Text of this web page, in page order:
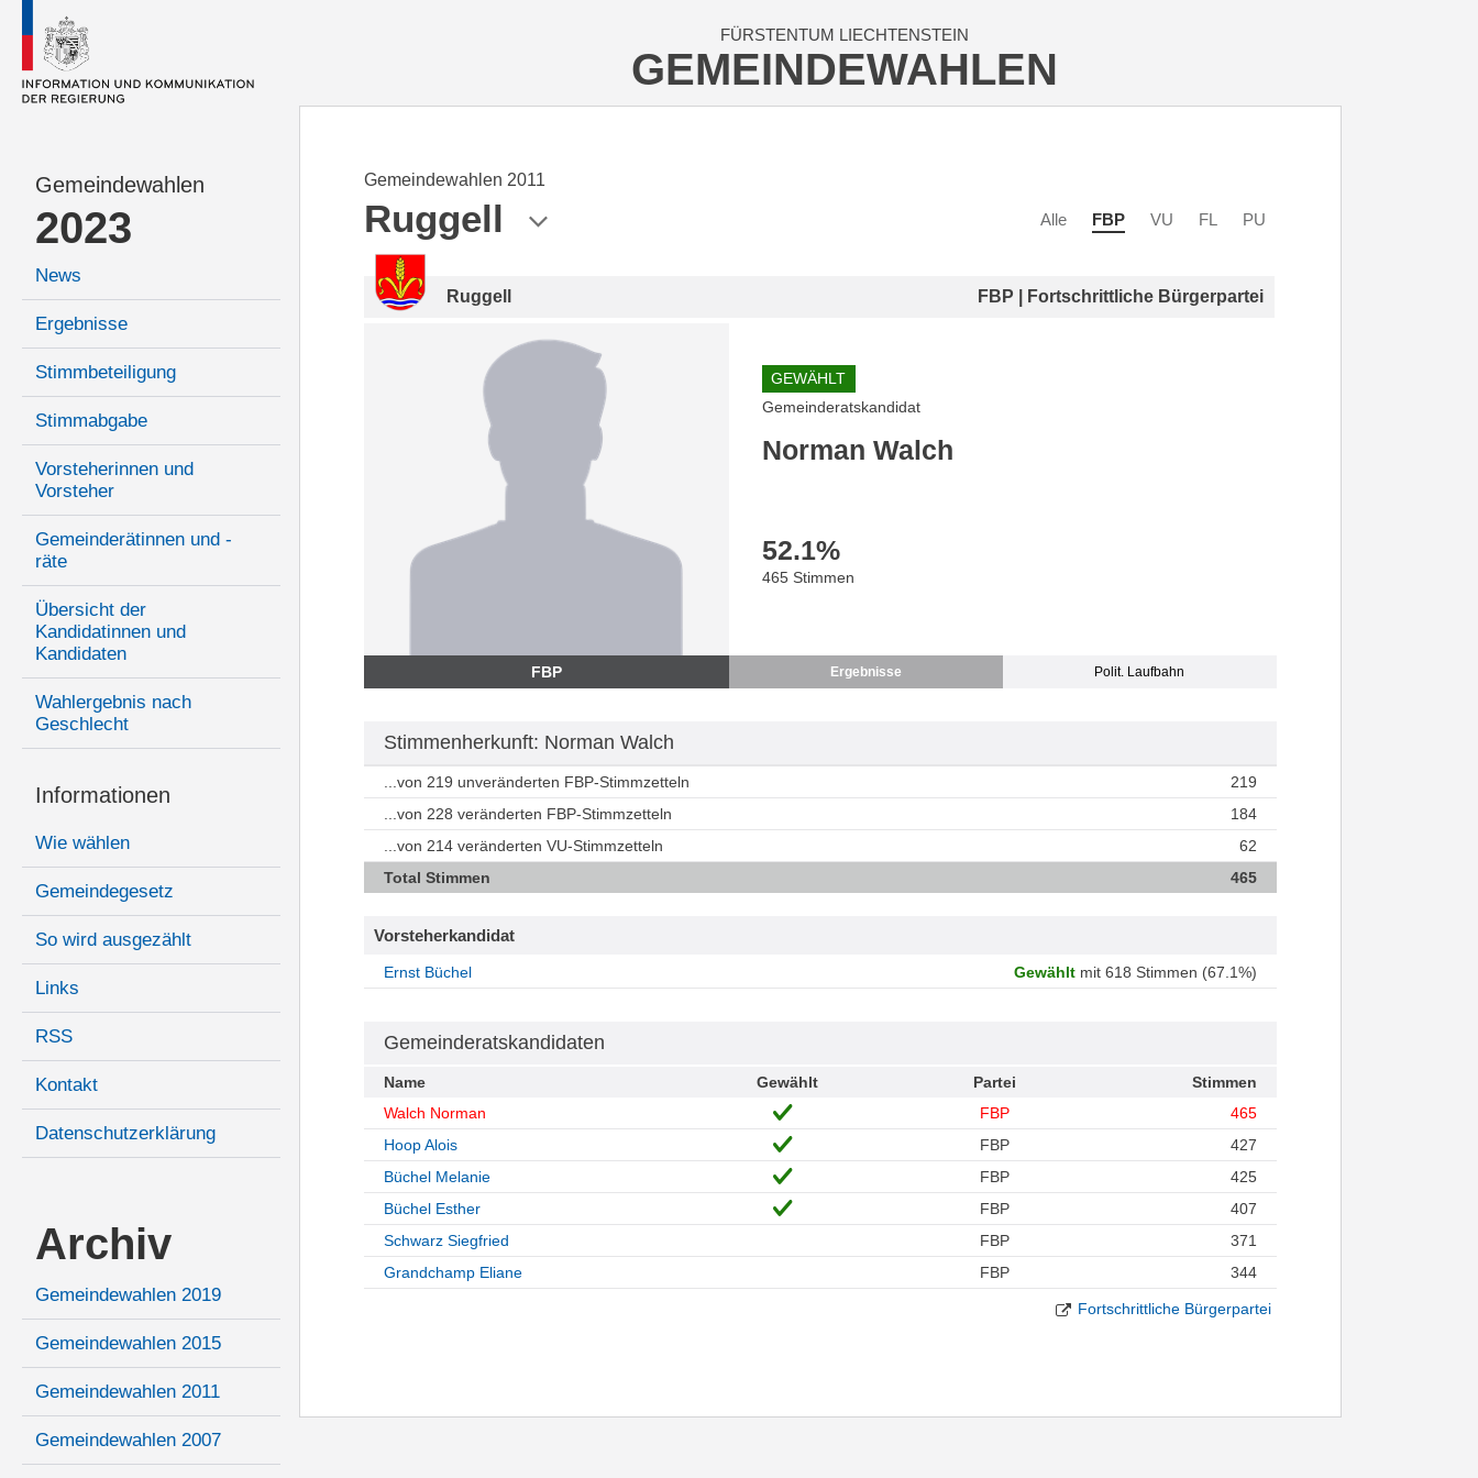
FÜRSTENTUM LIECHTENSTEIN
GEMEINDEWAHLEN
Gemeindewahlen
2023
News
Ergebnisse
Stimmbeteiligung
Stimmabgabe
Vorsteherinnen und
Vorsteher
Gemeinderätinnen und -
räte
Übersicht der
Kandidatinnen und
Kandidaten
Wahlergebnis nach
Geschlecht
Informationen
Wie wählen
Gemeindegesetz
So wird ausgezählt
Links
RSS
Kontakt
Datenschutzerklärung
Archiv
Gemeindewahlen 2019
Gemeindewahlen 2015
Gemeindewahlen 2011
Gemeindewahlen 2007
Gemeindewahlen 2011
Ruggell Alle FBP VU FL PU
Ruggell FBP | Fortschrittliche Bürgerpartei
FBP
GEWÄHLT
Gemeinderatskandidat
Norman Walch
52.1%
465 Stimmen
Ergebnisse Polit. Laufbahn
Stimmenherkunft: Norman Walch
...von 219 unveränderten FBP-Stimmzetteln
219
...von 228 veränderten FBP-Stimmzetteln
184
...von 214 veränderten VU-Stimmzetteln
62
Total Stimmen
465
Vorsteherkandidat
Ernst Büchel Gewähltmit 618 Stimmen (67.1%)
Gemeinderatskandidaten
Name Gewählt Partei
Stimmen
Walch Norman
FBP
465
Hoop Alois
FBP
427
Büchel Melanie
FBP
425
Büchel Esther
FBP
407
Schwarz Siegfried
FBP
371
Grandchamp Eliane
FBP 344
Fortschrittliche Bürgerpartei